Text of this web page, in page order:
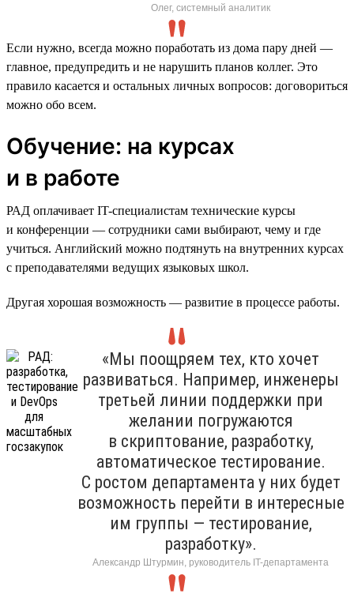
Олег, системный аналитик
Если нужно, всегда можно поработать из дома пару дней —
главное, предупредить и не нарушить планов коллег. Это
правило касается и остальных личных вопросов: договориться
можно обо всем.
Обучение: на курсах
и в работе
РАД оплачивает IT-специалистам технические курсы
и конференции — сотрудники сами выбирают, чему и где
учиться. Английский можно подтянуть на внутренних курсах
с преподавателями ведущих языковых школ.
Другая хорошая возможность — развитие в процессе работы.
«Мы поощряем тех, кто хочет
развиваться. Например, инженеры
третьей линии поддержки при
желании погружаются
в скриптование, разработку,
автоматическое тестирование.
С ростом департамента у них будет
возможность перейти в интересные
им группы — тестирование,
разработку».
Александр Штурмин, руководитель IT-департамента